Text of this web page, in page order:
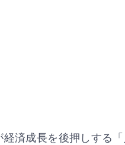
済成長を後押しする